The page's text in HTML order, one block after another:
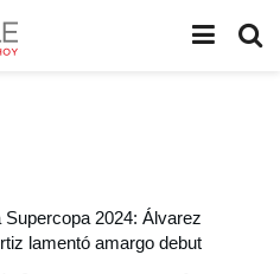
Supercopa 2024: Álvarez
lamentó amargo debut